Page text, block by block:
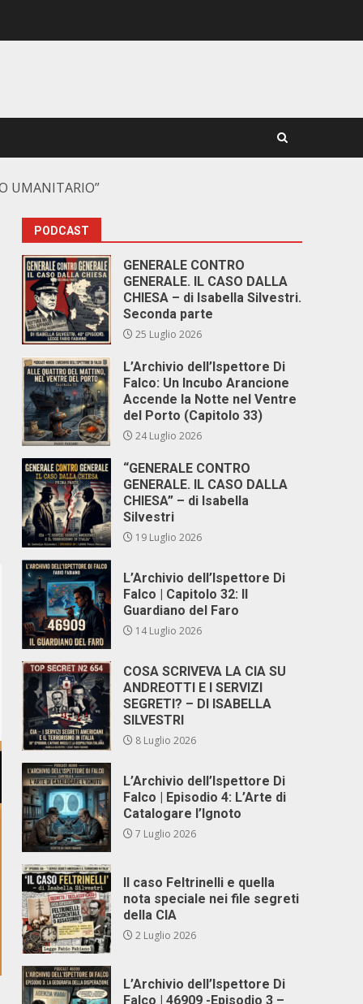
UMANITARIO”
PODCAST
GENERALE CONTRO
GENERALE. IL CASO DALLA
CHIESA – di Isabella Silvestri.
Seconda parte
25 Luglio 2026
L’Archivio dell’Ispettore Di
Falco: Un Incubo Arancione
Accende la Notte nel Ventre
del Porto (Capitolo 33)
24 Luglio 2026
“GENERALE CONTRO
GENERALE. IL CASO DALLA
CHIESA” – di Isabella
Silvestri
19 Luglio 2026
L’Archivio dell’Ispettore Di
Falco | Capitolo 32: Il
Guardiano del Faro
14 Luglio 2026
COSA SCRIVEVA LA CIA SU
ANDREOTTI E I SERVIZI
SEGRETI? – DI ISABELLA
SILVESTRI
8 Luglio 2026
L’Archivio dell’Ispettore Di
Falco | Episodio 4: L’Arte di
Catalogare l’Ignoto
7 Luglio 2026
Il caso Feltrinelli e quella
nota speciale nei file segreti
della CIA
2 Luglio 2026
L’Archivio dell’Ispettore Di
Falco | 46909 -Episodio 3 –